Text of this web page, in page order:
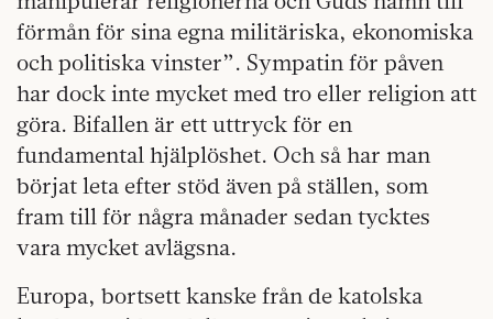
förmån för sina egna militäriska, ekonomiska
och politiska vinster”. Sympatin för påven
har dock inte mycket med tro eller religion att
göra. Bifallen är ett uttryck för en
fundamental hjälplöshet. Och så har man
börjat leta efter stöd även på ställen, som
fram till för några månader sedan tycktes
vara mycket avlägsna.
Europa, bortsett kanske från de katolska